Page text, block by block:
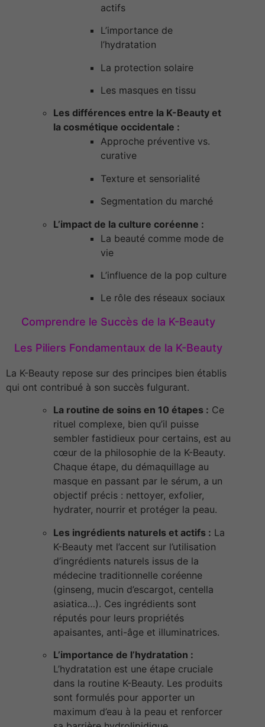
actifs
L’importance de
l’hydratation
La protection solaire
Les masques en tissu
Les différences entre la K-Beauty et
la cosmétique occidentale :
Approche préventive vs.
curative
Texture et sensorialité
Segmentation du marché
L’impact de la culture coréenne :
La beauté comme mode de
vie
L’influence de la pop culture
Le rôle des réseaux sociaux
Comprendre le Succès de la K-Beauty
Les Piliers Fondamentaux de la K-Beauty
La K-Beauty repose sur des principes bien établis
qui ont contribué à son succès fulgurant.
La routine de soins en 10 étapes : Ce
rituel complexe, bien qu’il puisse
sembler fastidieux pour certains, est au
cœur de la philosophie de la K-Beauty.
Chaque étape, du démaquillage au
masque en passant par le sérum, a un
objectif précis : nettoyer, exfolier,
hydrater, nourrir et protéger la peau.
Les ingrédients naturels et actifs : La
K-Beauty met l’accent sur l’utilisation
d’ingrédients naturels issus de la
médecine traditionnelle coréenne
(ginseng, mucin d’escargot, centella
asiatica…). Ces ingrédients sont
réputés pour leurs propriétés
apaisantes, anti-âge et illuminatrices.
L’importance de l’hydratation :
L’hydratation est une étape cruciale
dans la routine K-Beauty. Les produits
sont formulés pour apporter un
maximum d’eau à la peau et renforcer